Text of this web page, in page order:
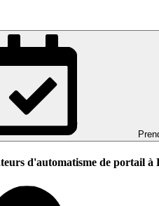
d'automatisme de portail à